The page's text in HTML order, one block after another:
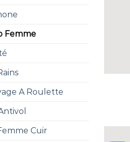
Femme
A Roulette
Cuir